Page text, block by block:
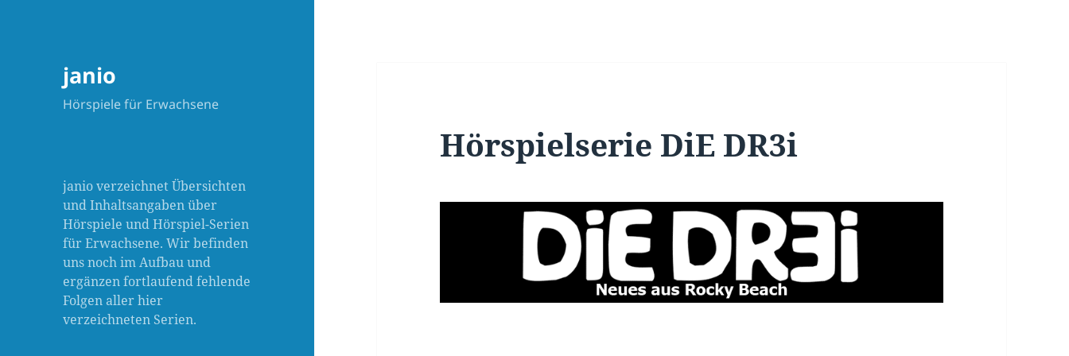
janio
Hörspiele für Erwachsene
janio verzeichnet Übersichten
und Inhaltsangaben über
Hörspiele und Hörspiel-Serien
für Erwachsene. Wir befinden
uns noch im Aufbau und
ergänzen fortlaufend fehlende
Folgen aller hier
verzeichneten Serien.
Hörspielserie DiE DR3i